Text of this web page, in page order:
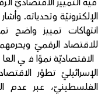
الإلكترونيّة وتحدياته.
انتهاكات تمييز
للاقتصاد الرقميّ
الاقتصاديّة نموًا في
الإسرائيليّ تطوّر
الفلسطينيّ، عبر عدم